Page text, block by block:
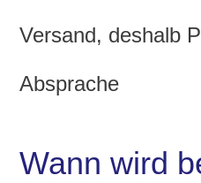
Versand, deshalb
Absprache
Wann wird